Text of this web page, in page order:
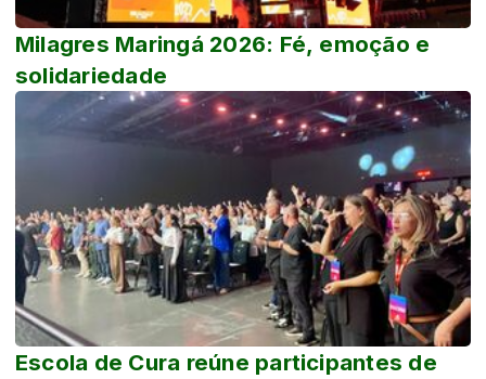
Milagres Maringá 2026: Fé, emoção e
solidariedade
Escola de Cura reúne participantes de